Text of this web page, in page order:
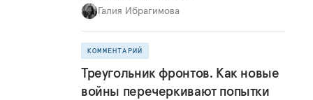
Галия Ибрагимова
КОММЕНТАРИЙ
Треугольник фронтов. Как новые
войны перечеркивают попытки